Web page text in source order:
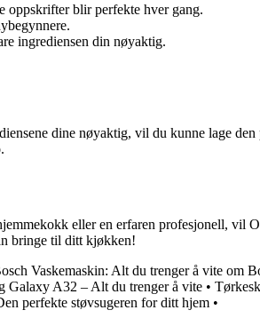
oppskrifter blir perfekte hver gang.
ingrediensen din nøyaktig.
dine nøyaktig, vil du kunne lage
eller en erfaren profesjonell, vil
bringe til ditt kjøkken!
Vaskemaskin: Alt du trenger å vite om
Galaxy A32 – Alt du trenger å vite •
perfekte støvsugeren for ditt hjem •